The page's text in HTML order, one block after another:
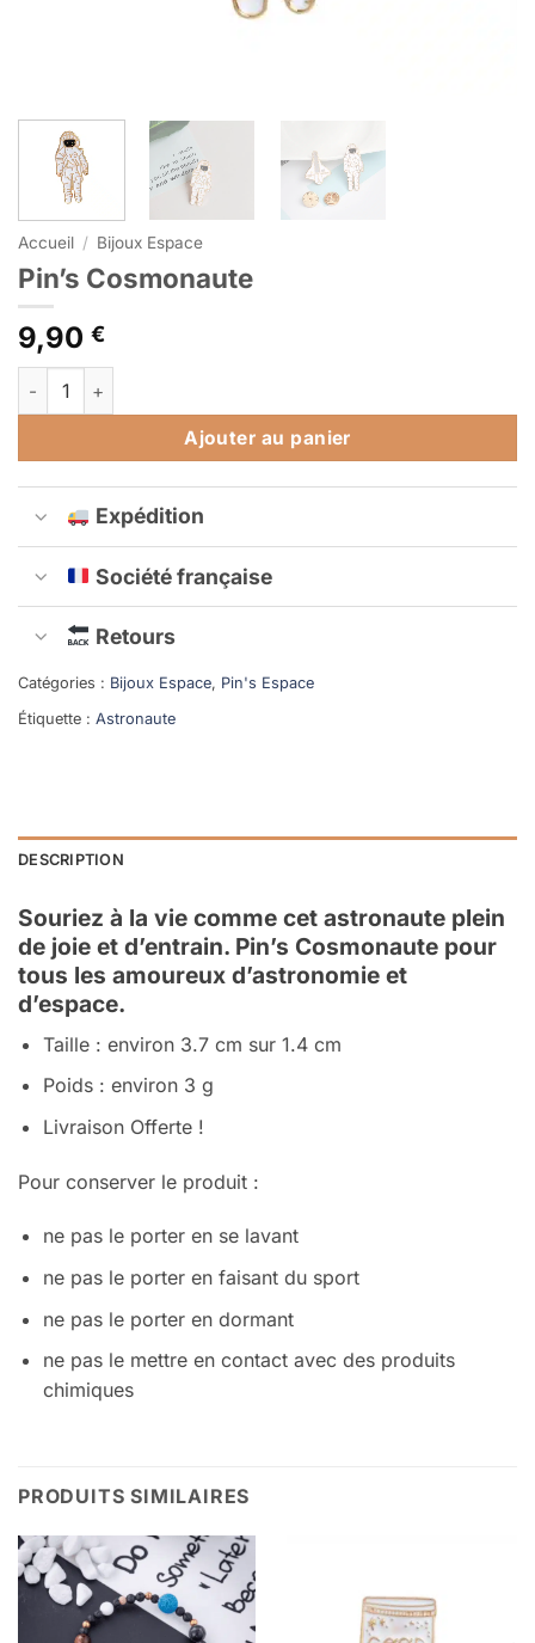
Accueil / Bijoux Espace
Pin’s Cosmonaute
9,90 €
quantité de Pin's Cosmonaute
Ajouter au panier
Alternative:
Expédition
Société française
Retours
Catégories : Bijoux Espace, Pin's Espace
Étiquette : Astronaute
DESCRIPTION
Souriez à la vie comme cet astronaute plein
de joie et d’entrain. Pin’s Cosmonaute pour
tous les amoureux d’astronomie et
d’espace.
Taille : environ 3.7 cm sur 1.4 cm
Poids : environ 3 g
Livraison Offerte !
Pour conserver le produit :
ne pas le porter en se lavant
ne pas le porter en faisant du sport
ne pas le porter en dormant
ne pas le mettre en contact avec des produits
chimiques
PRODUITS SIMILAIRES